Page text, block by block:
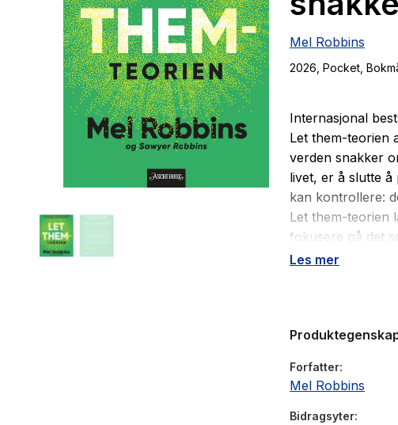
Mel Robbins
2026 , Pocket ,
Internasjonal
Let them-teorien
verden snakker
livet, er å slutte
kan kontrollere:
Let them-teorien
fokusere på det
etter andres
Les mer
Forfatter
Mel Robbins
Bidragsyter